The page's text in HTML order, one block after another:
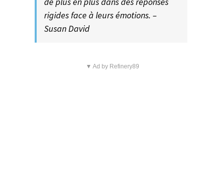
rigides face à leurs émotions. –
Susan David
▼ Ad by Refinery89